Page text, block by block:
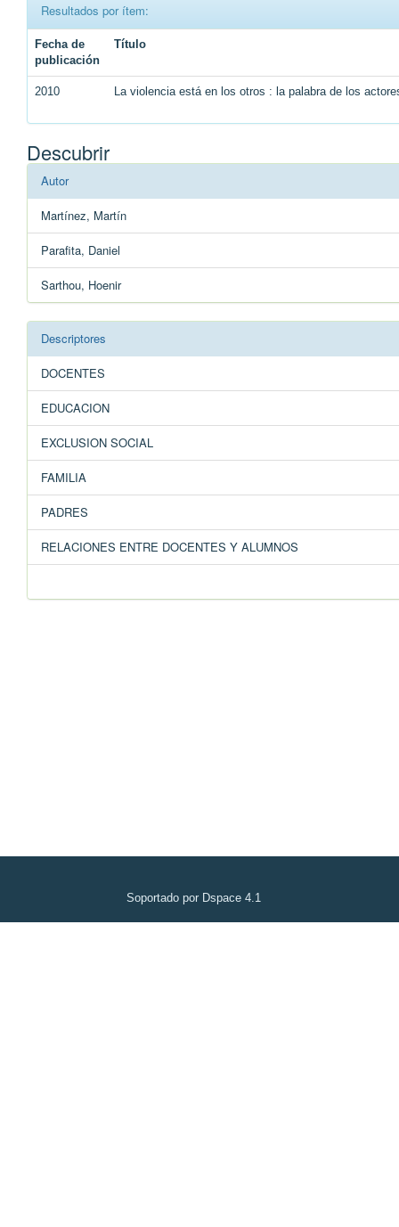
Resultados por ítem:
Fecha de
publicación
Título
2010 La violencia está en los otros : la palabra de los
Descubrir
Autor
Martínez, Martín
Parafita, Daniel
Sarthou, Hoenir
Descriptores
DOCENTES
EDUCACION
EXCLUSION SOCIAL
FAMILIA
PADRES
RELACIONES ENTRE DOCENTES Y ALUMNOS
Soportado por Dspace 4.1